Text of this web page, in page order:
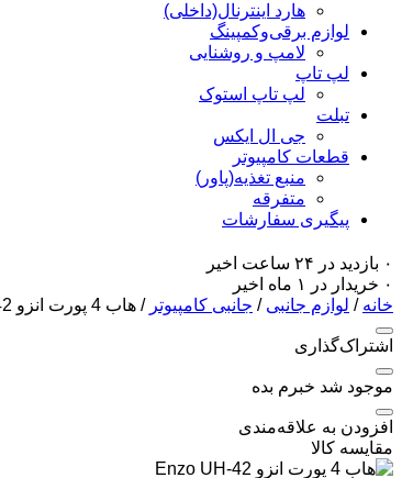
هارد اینترنال(داخلی)
لوازم برقی‌وکمپینگ
لامپ و روشنایی
لپ تاپ
لپ تاپ استوک
تبلت
جی ال ایکس
قطعات کامپیوتر
منبع تغذیه(پاور)
متفرقه
پیگیری سفارشات
۰ بازدید در ۲۴ ساعت اخیر
۰ خریدار در ۱ ماه اخیر
خانه / لوازم جانبی / جانبی کامپیوتر / هاب 4 پورت انزو Enzo UH-42
اشتراک‌گذاری
موجود شد خبرم بده
افزودن به علاقه‌مندی
مقایسه کالا